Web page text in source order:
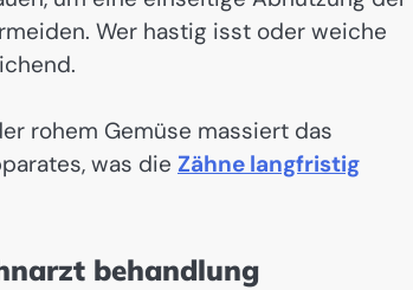
Wer hastig isst oder weiche
rohem Gemüse massiert das
was die Zähne langfristig
behandlung